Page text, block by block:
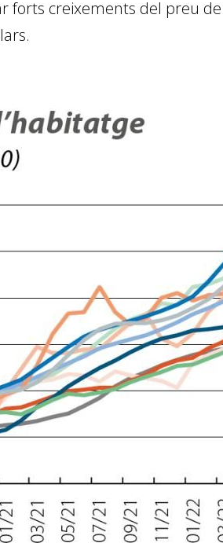
forts creixements del preu